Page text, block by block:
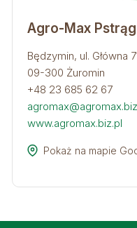
Agro-Max
Będzymin, ul. Główna
09-300 Żuromin
+48 23 685 62 67
www.agromax.biz.pl
Pokaż na mapie